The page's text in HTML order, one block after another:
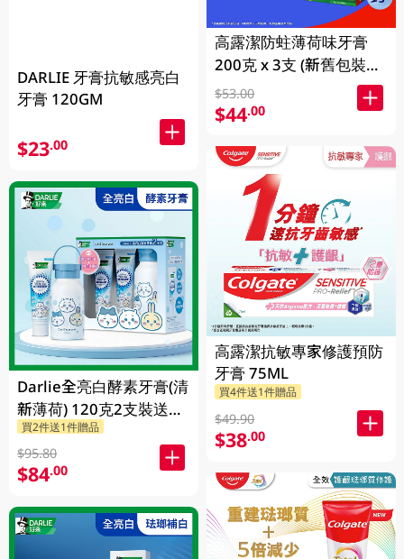
DARLIE 牙膏抗敏感亮白
牙膏 120GM
$23.00
Darlie全亮白酵素牙膏(清
新薄荷) 120克2支裝送
Chiikawa便攜不鏽鋼杯
1PK
買2件送1件贈品
$95.80
$84.00
高露潔防蛀薄荷味牙膏
200克 x 3支 (新舊包裝隨
機發送)
$53.00
$44.00
高露潔抗敏專家修護預防
牙膏 75ML
買4件送1件贈品
$49.90
$38.00